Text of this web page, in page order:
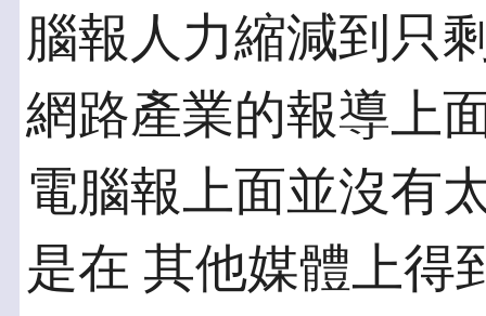
腦報人力縮減到只
網路產業的報導上
電腦報上面並沒有
是在 其他媒體上得